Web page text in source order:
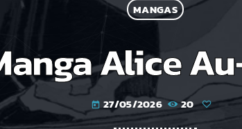
MANGAS
Alice
today 27/05/2026 20